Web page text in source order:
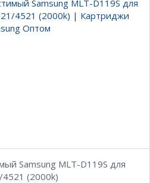
Samsung MLT-D119S для
(2000k)